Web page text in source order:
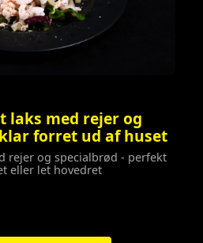
laks med rejer og
forret ud af huset
rejer og specialbrød - perfekt
eller let hovedret